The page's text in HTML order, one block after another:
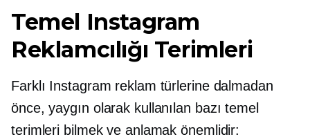
Temel Instagram
Reklamcılığı Terimleri
Farklı Instagram reklam türlerine dalmadan
önce, yaygın olarak kullanılan bazı temel
terimleri bilmek ve anlamak önemlidir: